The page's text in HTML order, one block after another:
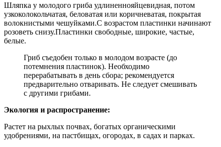
Шляпка у молодого гриба удлиненнояйцевидная, потом
узкоколокольчатая, беловатая или коричневатая, покрытая
волокнистыми чешуйками.С возрастом пластинки начинают
розоветь снизу.Пластинки свободные, широкие, частые,
белые.
Гриб съедобен только в молодом возрасте (до
потемнения пластинок). Необходимо
перерабатывать в день сбора; рекомендуется
предварительно отваривать. Не следует смешивать
с другими грибами.
Экология и распространение:
Растет на рыхлых почвах, богатых органическими
удобрениями, на пастбищах, огородах, в садах и парках.